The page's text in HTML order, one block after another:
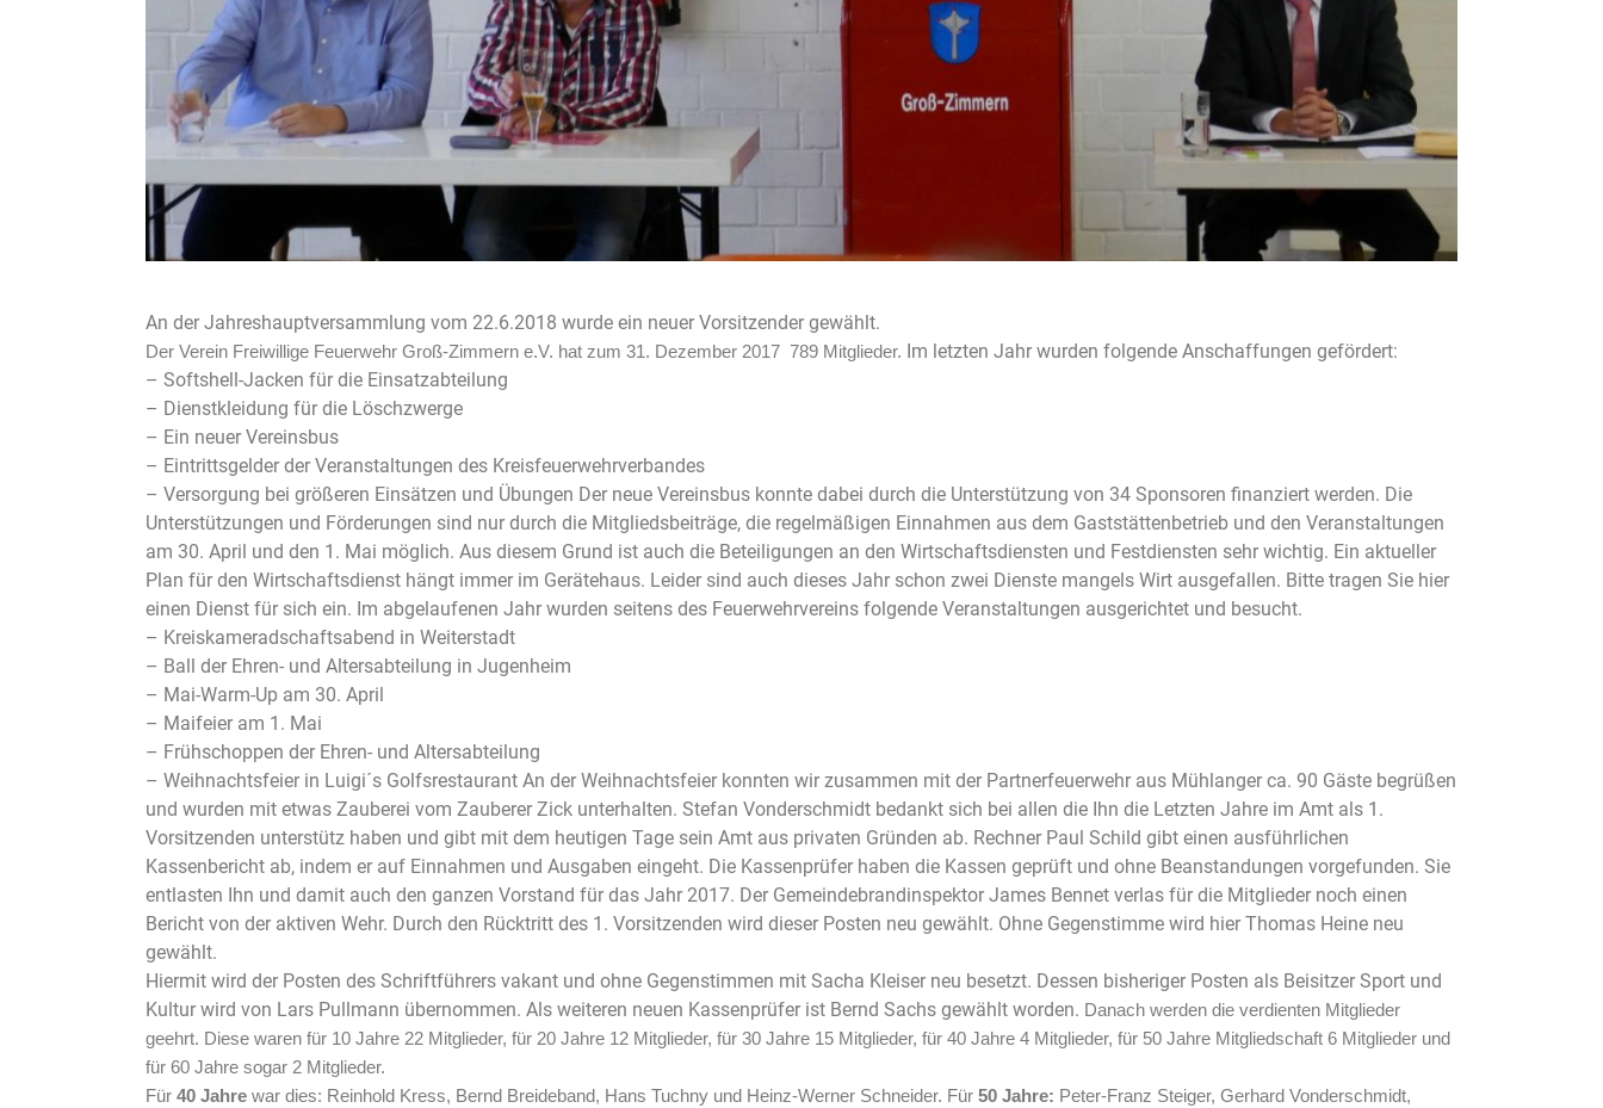
An der Jahreshauptversammlung vom 22.6.2018 wurde ein neuer Vorsitzender gewählt.
Der Verein Freiwillige Feuerwehr Groß-Zimmern e.V. hat zum 31. Dezember 2017 789 Mitglieder. Im letzten Jahr wurden folgende Anschaffungen gefördert:
– Softshell-Jacken für die Einsatzabteilung
– Dienstkleidung für die Löschzwerge
– Ein neuer Vereinsbus
– Eintrittsgelder der Veranstaltungen des Kreisfeuerwehrverbandes
– Versorgung bei größeren Einsätzen und Übungen Der neue Vereinsbus konnte dabei durch die Unterstützung von 34 Sponsoren finanziert werden. Die
Unterstützungen und Förderungen sind nur durch die Mitgliedsbeiträge, die regelmäßigen Einnahmen aus dem Gaststättenbetrieb und den Veranstaltungen
am 30. April und den 1. Mai möglich. Aus diesem Grund ist auch die Beteiligungen an den Wirtschaftsdiensten und Festdiensten sehr wichtig. Ein aktueller
Plan für den Wirtschaftsdienst hängt immer im Gerätehaus. Leider sind auch dieses Jahr schon zwei Dienste mangels Wirt ausgefallen. Bitte tragen Sie hier
einen Dienst für sich ein. Im abgelaufenen Jahr wurden seitens des Feuerwehrvereins folgende Veranstaltungen ausgerich­tet und besucht.
– Kreiskameradschaftsabend in Weiterstadt
– Ball der Ehren- und Altersabteilung in Jugenheim
– Mai-Warm-Up am 30. April
– Maifeier am 1. Mai
– Frühschoppen der Ehren- und Altersabteilung
– Weihnachtsfeier in Luigi´s Golfsrestaurant An der Weihnachtsfeier konnten wir zusammen mit der Partnerfeuerwehr aus Mühlanger ca. 90 Gäste begrüßen
und wurden mit etwas Zauberei vom Zauberer Zick unterhalten. Stefan Vonderschmidt bedankt sich bei allen die Ihn die Letzten Jahre im Amt als 1.
Vorsitzenden unterstütz haben und gibt mit dem heutigen Tage sein Amt aus privaten Gründen ab. Rechner Paul Schild gibt einen ausführlichen
Kassenbericht ab, indem er auf Einnahmen und Ausgaben eingeht. Die Kassenprüfer haben die Kassen geprüft und ohne Beanstandungen vorgefunden. Sie
entlasten Ihn und damit auch den ganzen Vorstand für das Jahr 2017. Der Gemeindebrandinspektor James Bennet verlas für die Mitglieder noch einen
Bericht von der aktiven Wehr. Durch den Rücktritt des 1. Vorsitzenden wird dieser Posten neu gewählt. Ohne Gegenstimme wird hier Thomas Heine neu
gewählt.
Hiermit wird der Posten des Schriftführers vakant und ohne Gegenstimmen mit Sacha Kleiser neu besetzt. Dessen bisheriger Posten als Beisitzer Sport und
Kultur wird von Lars Pullmann übernommen. Als weiteren neuen Kassenprüfer ist Bernd Sachs gewählt worden. Danach werden die verdienten Mitglieder
geehrt. Diese waren für 10 Jahre 22 Mitglieder, für 20 Jahre 12 Mitglieder, für 30 Jahre 15 Mitglieder, für 40 Jahre 4 Mitglieder, für 50 Jahre Mitgliedschaft 6 Mitglieder und
für 60 Jahre sogar 2 Mitglieder.
Für 40 Jahre war dies: Reinhold Kress, Bernd Breideband, Hans Tuchny und Heinz-Werner Schneider. Für 50 Jahre: Peter-Franz Steiger, Gerhard Vonderschmidt,